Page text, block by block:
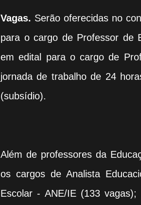
Vagas. Serão oferecidas no
para o cargo de Professor de
em edital para o cargo de
jornada de trabalho de 24
(subsídio).
Além de professores da
os cargos de Analista
Escolar - ANE/IE (133